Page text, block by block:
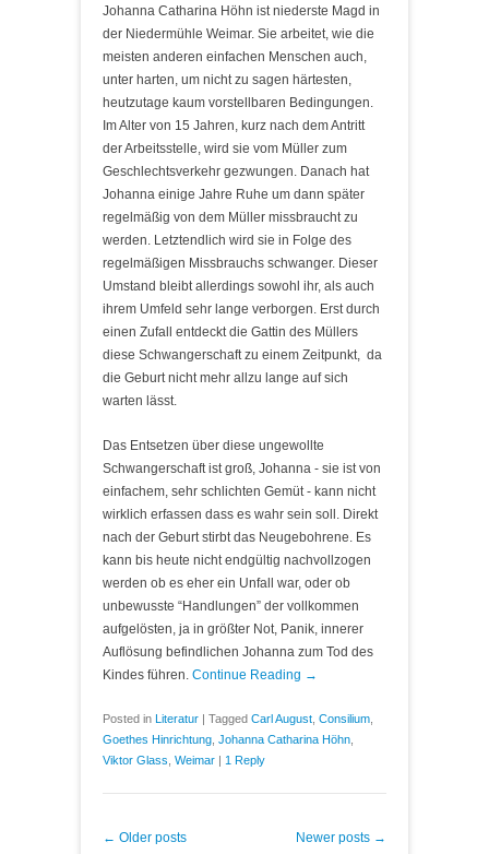
Johanna Catharina Höhn ist niederste Magd in
der Niedermühle Weimar. Sie arbeitet, wie die
meisten anderen einfachen Menschen auch,
unter harten, um nicht zu sagen härtesten,
heutzutage kaum vorstellbaren Bedingungen.
Im Alter von 15 Jahren, kurz nach dem Antritt
der Arbeitsstelle, wird sie vom Müller zum
Geschlechtsverkehr gezwungen. Danach hat
Johanna einige Jahre Ruhe um dann später
regelmäßig von dem Müller missbraucht zu
werden. Letztendlich wird sie in Folge des
regelmäßigen Missbrauchs schwanger. Dieser
Umstand bleibt allerdings sowohl ihr, als auch
ihrem Umfeld sehr lange verborgen. Erst durch
einen Zufall entdeckt die Gattin des Müllers
diese Schwangerschaft zu einem Zeitpunkt, da
die Geburt nicht mehr allzu lange auf sich
warten lässt.
Das Entsetzen über diese ungewollte
Schwangerschaft ist groß, Johanna - sie ist von
einfachem, sehr schlichten Gemüt - kann nicht
wirklich erfassen dass es wahr sein soll. Direkt
nach der Geburt stirbt das Neugebohrene. Es
kann bis heute nicht endgültig nachvollzogen
werden ob es eher ein Unfall war, oder ob
unbewusste “Handlungen” der vollkommen
aufgelösten, ja in größter Not, Panik, innerer
Auflösung befindlichen Johanna zum Tod des
Kindes führen. Continue Reading →
Posted in Literatur | Tagged Carl August Consilium
Goethes Hinrichtung Johanna Catharina Höhn
Viktor Glass Weimar | 1 Reply
Post navigation
← Older posts Newer posts →